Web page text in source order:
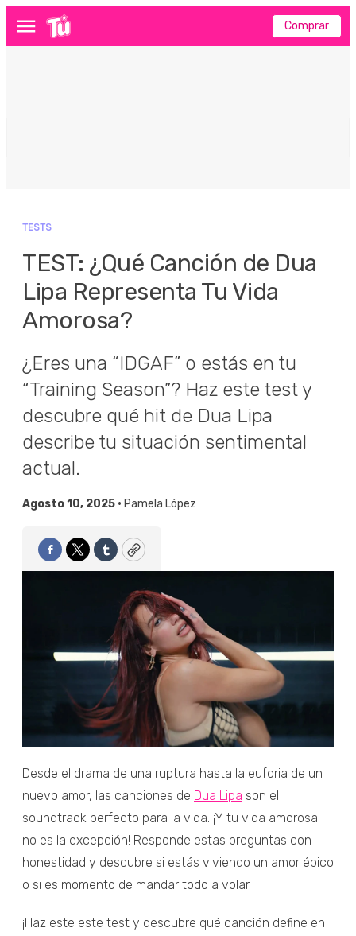
Menú Comprar
TESTS
TEST: ¿Qué Canción de Dua
Lipa Representa Tu Vida
Amorosa?
¿Eres una “IDGAF” o estás en tu
“Training Season”? Haz este test y
descubre qué hit de Dua Lipa
describe tu situación sentimental
actual.
Agosto 10, 2025 • Pamela López
Facebook
TwitterTumblrCopy
Desde el drama de una ruptura hasta la euforia de un
nuevo amor, las canciones de Dua Lipa son el
soundtrack perfecto para la vida. ¡Y tu vida amorosa
no es la excepción! Responde estas preguntas con
honestidad y descubre si estás viviendo un amor épico
o si es momento de mandar todo a volar.
¡Haz este este test y descubre qué canción define en